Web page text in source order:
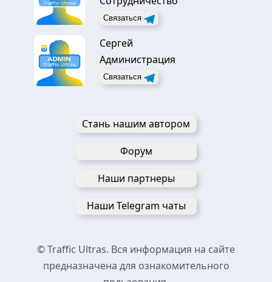
Связаться
Сергей
Администрация
Связаться
Стань нашим автором
Форум
Наши партнеры
Наши Telegram чаты
© Traffic Ultras. Вся информация на сайте
предназначена для ознакомительного